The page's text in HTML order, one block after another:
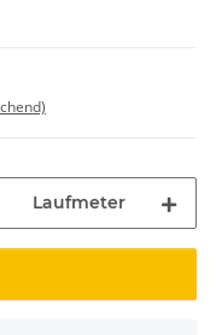
Laufmeter